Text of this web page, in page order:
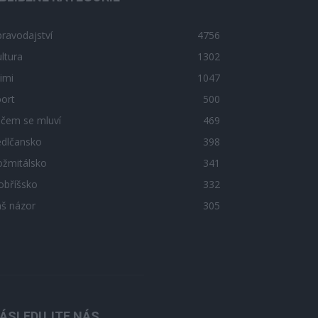
4756
1302
1047
500
se mluví
469
398
341
332
názor
305